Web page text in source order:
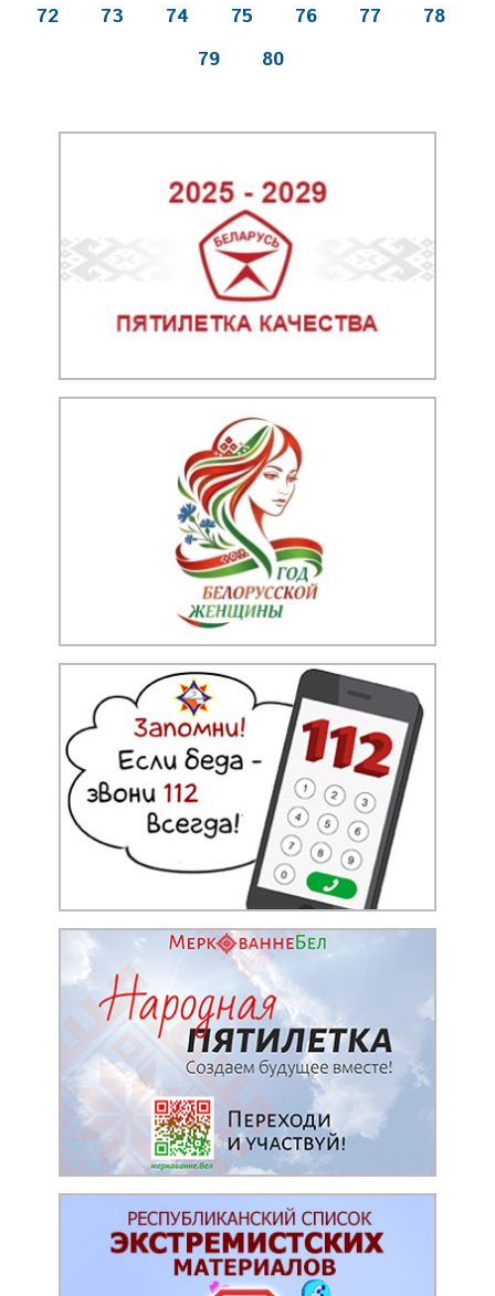
72
73 74 75 76 77
78
79
80